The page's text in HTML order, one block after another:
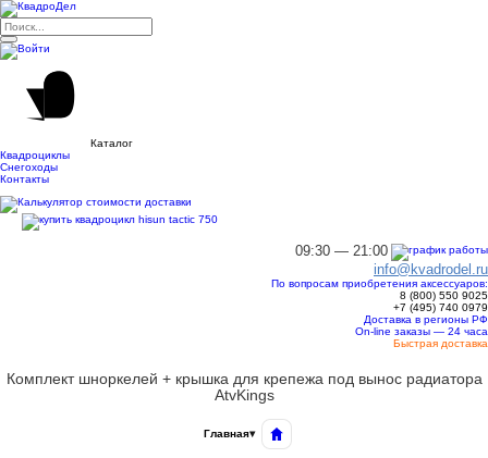
Каталог
Квадроциклы
Снегоходы
Контакты
09:30 — 21:00
info@kvadrodel.ru
По вопросам приобретения аксессуаров:
8 (800) 550 9025
+7 (495) 740 0979
Доставка в регионы РФ
On-line заказы — 24 часа
Быстрая доставка
Комплект шноркелей + крышка для крепежа под вынос радиатора
AtvKings
Главная▾